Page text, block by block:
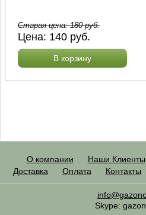
Старая цена:180руб.
Цена: 140 руб.
В корзину
О компании Наши Клиенты
Доставка
Оплата Контакты
Skype: